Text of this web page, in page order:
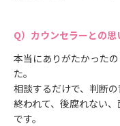
カウンセラーとの
本当にありがたかった
た。
相談するだけで、判断
終われて、後腐れない
です。